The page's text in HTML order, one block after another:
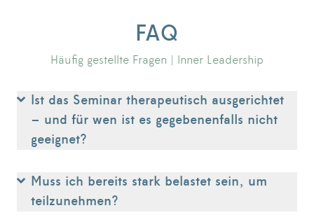
FAQ
Häufig gestellte Fragen | Inner Leadership
Ist das Seminar therapeutisch ausgerichtet
– und für wen ist es gegebenenfalls nicht
geeignet?
Muss ich bereits stark belastet sein, um
teilzunehmen?